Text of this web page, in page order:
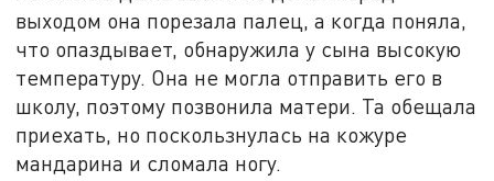
выходом она порезала палец, а когда поняла,
что опаздывает, обнаружила у сына высокую
температуру. Она не могла отправить его в
школу, поэтому позвонила матери. Та обещала
приехать, но поскользнулась на кожуре
мандарина и сломала ногу.